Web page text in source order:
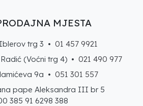
MJESTA
trg 3 • 01 457 9921
(Voćni trg 4) • 021 490 977
9a • 051 301 557
pape Aleksandra III br 5
385 91 6298 388